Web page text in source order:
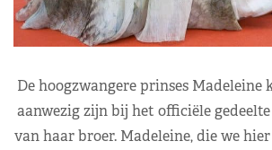
De hoogzwangere prinses Madeleine
aanwezig zijn bij het officiële
van haar broer. Madeleine, die we